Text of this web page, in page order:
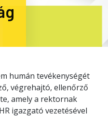
humán tevékenységét
végrehajtó, ellenőrző
amely a rektornak
igazgató vezetésével